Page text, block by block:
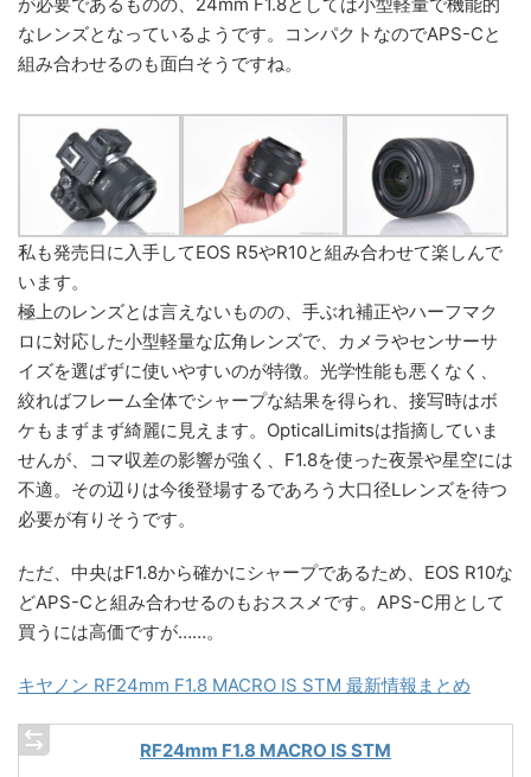
なレンズとなっているようです。コンパクトなのでAPS-Cと
組み合わせるのも面白そうですね。
私も発売日に入手してEOS R5やR10と組み合わせて楽しんで
います。
極上のレンズとは言えないものの、手ぶれ補正やハーフマク
ロに対応した小型軽量な広角レンズで、カメラやセンサーサ
イズを選ばずに使いやすいのが特徴。光学性能も悪くなく、
絞ればフレーム全体でシャープな結果を得られ、接写時はボ
ケもまずまず綺麗に見えます。OpticalLimitsは指摘していま
せんが、コマ収差の影響が強く、F1.8を使った夜景や星空には
不適。その辺りは今後登場するであろう大口径Lレンズを待つ
必要が有りそうです。
ただ、中央はF1.8から確かにシャープであるため、EOS R10な
どAPS-Cと組み合わせるのもおススメです。APS-C用として
買うには高価ですが……。
キヤノン RF24mm F1.8 MACRO IS STM 最新情報まとめ
RF24mm F1.8 MACRO IS STM